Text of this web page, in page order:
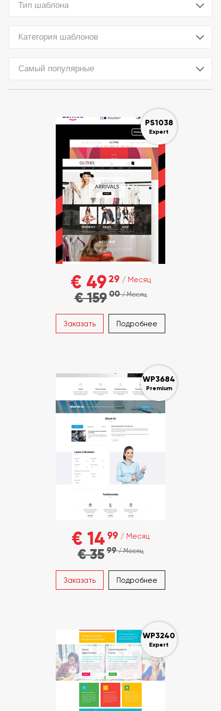
Тип шаблона
Категория шаблонов
Самый популярные
PS1038
Expert
€ 49 29 / Месяц
€ 15900/ Месяц
Заказать Подробнее
WP3684
Premium
€ 14 99 / Месяц
€ 3599/ Месяц
Заказать Подробнее
WP3240
Expert